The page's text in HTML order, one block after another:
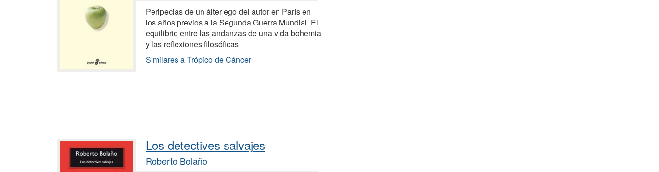
Peripecias de un álter ego del autor en París en
los años previos a la Segunda Guerra Mundial. El
equilibrio entre las andanzas de una vida bohemia
y las reflexiones filosóficas
Similares a Trópico de Cáncer
Los detectives salvajes
Roberto Bolaño